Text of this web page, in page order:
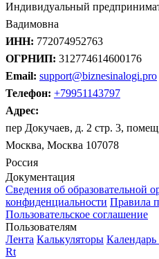
Индивидуальный
Вадимовна
ИНН: 772074952763
ОГРНИП: 312774614600176
Email: support@biznesinalogi.pro
Телефон: +79951143797
Адрес:
пер Докучаев, д. 2 стр. 3,
Москва, Москва 107078
Россия
Документация
Сведения об образовательной
конфиденциальности Правила
Пользовательское соглашение
Пользователям
Лента Калькуляторы Календарь
Rt